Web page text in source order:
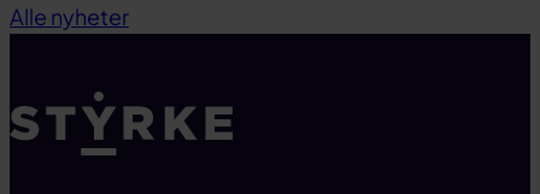
Alle nyheter